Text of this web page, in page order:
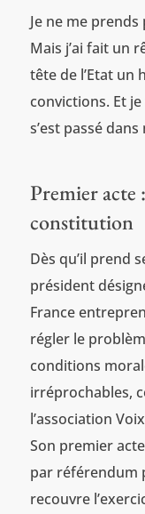
Je ne me
Mais j’ai fait un
tête de l’Etat un
convictions. Et
s’est passé
Premier acte
constitution
Dès qu’il prend
président
France
régler le
conditions
irréprochables,
l’association
Son premier
par référendum
recouvre